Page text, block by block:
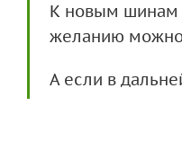
К новым шинам
желанию
А если в